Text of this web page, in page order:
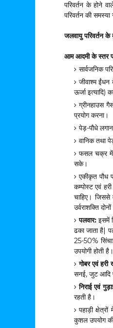
परिवर्तन के होने
परिवर्तन की
जलवायु परिवर्तन
आम आदमी के स्तर
सार्वजनिक
जीवाश्म
ऊर्जा इत्यादि)
ग्रीनहाउस
प्रयोग करना।
पेड़-पौधे
वानिक तथा
फसल चक्र में
सके।
एकीकृत पौध
कम्पोस्ट एवं
चाहिए। जिससे
उर्वराशक्ति
पलवार: इसमें
ढका जाता है|
25-50%
उपयोगी होती है।
गोबर एवं हरी
सनई, जुट आदि
निराई एवं
रहती है।
पहाड़ी
कुशल उपयोग